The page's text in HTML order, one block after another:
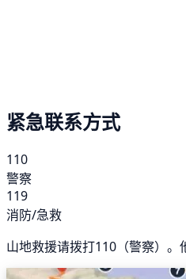
紧急联系方式
110
警察
119
消防/急救
山地救援请拨打110（警察）。